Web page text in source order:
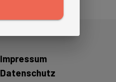
Impressum
Datenschutz